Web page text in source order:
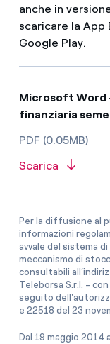
anche in
scaricare la
Google Play.
Microsoft Word
finanziaria
PDF (0.05MB)
Scarica
Per la diffusione al
informazioni
avvale del sistema
meccanismo di
consultabili
Teleborsa S.r.l. -
seguito
e 22518 del 23
Dal 19 maggio 2014